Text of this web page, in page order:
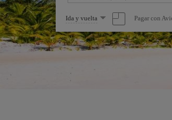
Seleccione
una
opción
Ida y vuelta Pagar con